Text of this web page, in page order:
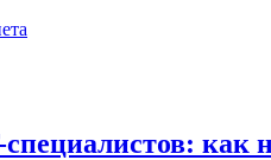
как